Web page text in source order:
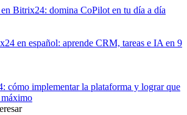
Bitrix24: domina CoPilot en tu día a día
en español: aprende CRM, tareas e IA en 9
cómo implementar la plataforma y lograr que